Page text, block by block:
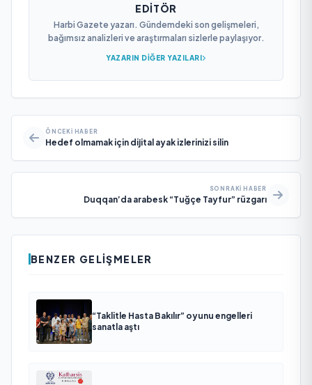
EDITÖR
Harbi Gazete yazarı. Gündemdeki son gelişmeleri,
bağımsız analizleri ve araştırmaları sizlerle paylaşıyor.
YAZARIN DIĞER YAZILARI
ÖNCEKI HABER
Hedef olmamak için dijital ayak izlerinizi silin
SONRAKI HABER
Duqqan’da arabesk “Tuğçe Tayfur” rüzgarı
BENZER GELIŞMELER
“Taklitle Hasta Bakılır” oyunu engelleri
sanatla aştı